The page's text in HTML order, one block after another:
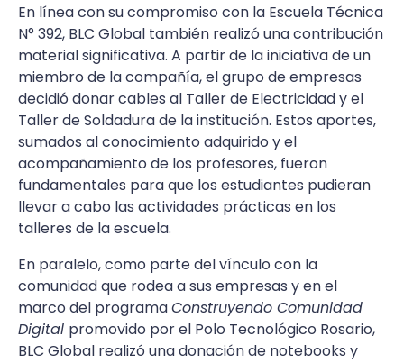
En línea con su compromiso con la Escuela Técnica
N° 392, BLC Global también realizó una contribución
material significativa. A partir de la iniciativa de un
miembro de la compañía, el grupo de empresas
decidió donar cables al Taller de Electricidad y el
Taller de Soldadura de la institución. Estos aportes,
sumados al conocimiento adquirido y el
acompañamiento de los profesores, fueron
fundamentales para que los estudiantes pudieran
llevar a cabo las actividades prácticas en los
talleres de la escuela.
En paralelo, como parte del vínculo con la
comunidad que rodea a sus empresas y en el
marco del programaConstruyendo Comunidad
Digital promovido por el Polo Tecnológico Rosario,
BLC Global realizó una donación de notebooks y